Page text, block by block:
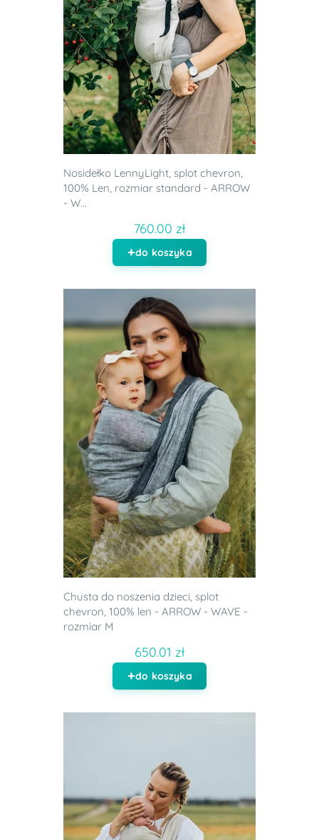
Nosidełko LennyLight, splot chevron,
100% Len, rozmiar standard - ARROW
- W...
760.00 zł
do koszyka
Chusta do noszenia dzieci, splot
chevron, 100% len - ARROW - WAVE -
rozmiar M
650.01 zł
do koszyka